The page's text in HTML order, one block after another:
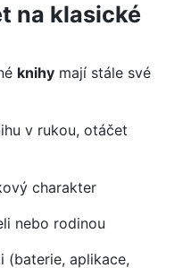
na klasické
knihy mají stále své
v rukou, otáčet
charakter
nebo rodinou
(baterie, aplikace,